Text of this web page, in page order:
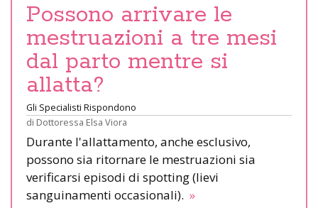
Possono arrivare le
mestruazioni a tre mesi
dal parto mentre si
allatta?
Gli Specialisti Rispondono
di Dottoressa Elsa Viora
Durante l'allattamento, anche esclusivo,
possono sia ritornare le mestruazioni sia
verificarsi episodi di spotting (lievi
sanguinamenti occasionali). »